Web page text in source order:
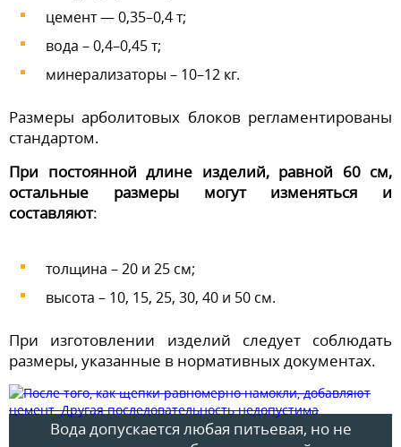
цемент — 0,35–0,4 т;
вода – 0,4–0,45 т;
минерализаторы – 10–12 кг.
Размеры арболитовых блоков регламентированы
стандартом.
При постоянной длине изделий, равной 60 см,
остальные размеры могут изменяться и
составляют:
толщина – 20 и 25 см;
высота – 10, 15, 25, 30, 40 и 50 см.
При изготовлении изделий следует соблюдать
размеры, указанные в нормативных документах.
Вода допускается любая питьевая, но не